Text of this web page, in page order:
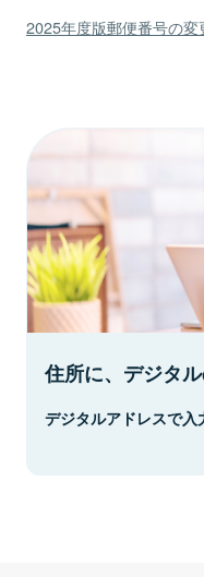
2025年度版郵便番号の変
住所に、デジタル
デジタルアドレスで入